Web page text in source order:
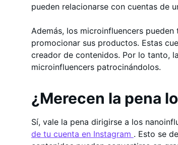
pueden relacionarse con cuentas de
Además, los microinfluencers
promocionar sus productos. Estas
creador de contenidos. Por lo tanto,
microinfluencers patrocinándolos.
¿Merecen la pena
Sí, vale la pena dirigirse a los
de tu cuenta en Instagram . Esto se